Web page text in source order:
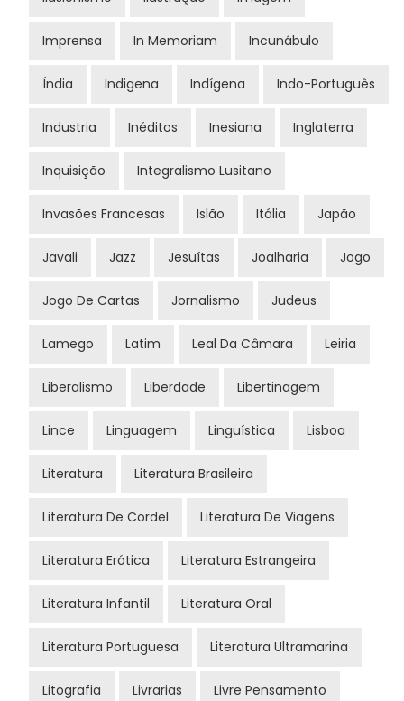
Imprensa In Memoriam Incunábulo
Índia Indigena Indígena Indo-Português
Industria Inéditos Inesiana Inglaterra
Inquisição Integralismo Lusitano
Invasões Francesas Islão Itália Japão
Javali Jazz Jesuítas Joalharia Jogo
Jogo De Cartas Jornalismo Judeus
Lamego Latim Leal Da Câmara Leiria
Liberalismo Liberdade Libertinagem
Lince Linguagem Linguística Lisboa
Literatura Literatura Brasileira
Literatura De Cordel Literatura De Viagens
Literatura Erótica Literatura Estrangeira
Literatura Infantil Literatura Oral
Literatura Portuguesa Literatura Ultramarina
Litografia Livrarias Livre Pensamento